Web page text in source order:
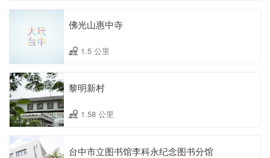
佛光山惠中寺
1.5 公里
黎明新村
1.58 公里
台中市立图书馆李科永纪念图书分馆